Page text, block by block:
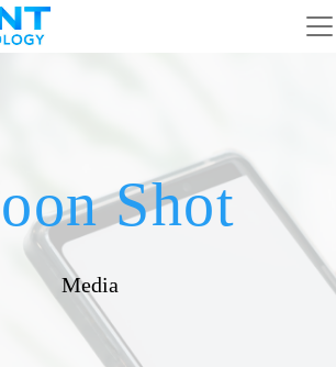
ション
Shot
Media